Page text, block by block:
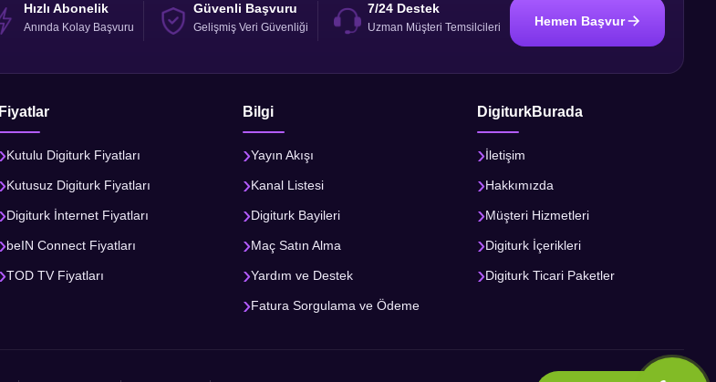
Hızlı Abonelik
Anında Kolay Başvuru
Güvenli Başvuru
Gelişmiş Veri Güvenliği
7/24 Destek
Uzman Müşteri Temsilcileri Hemen Başvur
Fiyatlar
Kutulu Digiturk Fiyatları
Kutusuz Digiturk Fiyatları
Digiturk İnternet Fiyatları
beIN Connect Fiyatları
TOD TV Fiyatları
Bilgi
Yayın Akışı
Kanal Listesi
Digiturk Bayileri
Maç Satın Alma
Yardım ve Destek
Fatura Sorgulama ve Ödeme
DigiturkBurada
İletişim
Hakkımızda
Müşteri Hizmetleri
Digiturk İçerikleri
Digiturk Ticari Paketler